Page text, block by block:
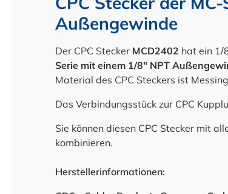
Außengewinde
Der CPC Stecker MCD2402 hat ein 1/
Serie mit einem 1/8" NPT
Material des CPC Steckers ist
Das Verbindungsstück zur CPC
Sie können diesen CPC Stecker mit
kombinieren.
Herstellerinformationen: